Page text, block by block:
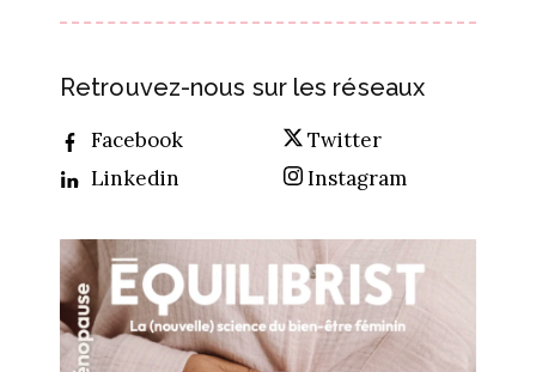
Retrouvez-nous sur les réseaux
Facebook
Twitter
Linkedin
Instagram